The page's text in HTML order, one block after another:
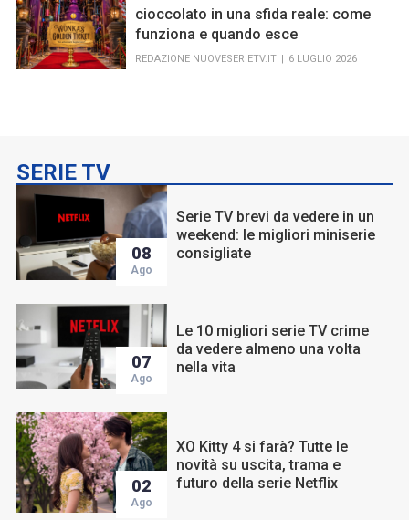
cioccolato in una sfida reale: come
funziona e quando esce
REDAZIONE NUOVESERIETV.IT 6 LUGLIO 2026
SERIE TV
08
Ago
Serie TV brevi da vedere in un
weekend: le migliori miniserie
consigliate
07
Ago
Le 10 migliori serie TV crime
da vedere almeno una volta
nella vita
02
Ago
XO Kitty 4 si farà? Tutte le
novità su uscita, trama e
futuro della serie Netflix